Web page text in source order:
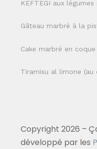
KEFTEGI aux
Gâteau marbré à la
Cake marbré en
Tiramisu al limone (au
Copyright 2026 –
développé par les